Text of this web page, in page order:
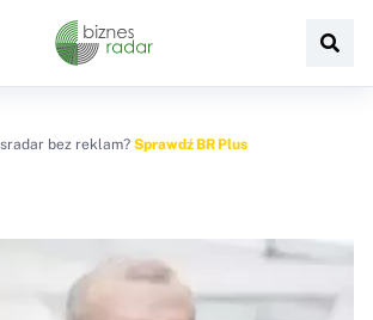
bez reklam? Sprawdź BR Plus